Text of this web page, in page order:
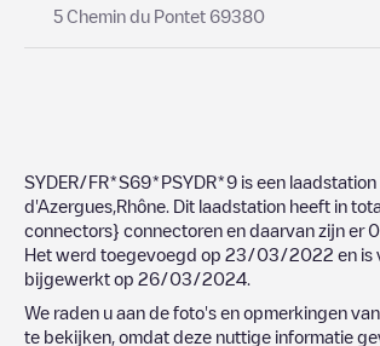
5 Chemin du Pontet 69380
SYDER/FR*S69*PSYDR*9 is een laadstation
d'Azergues Rhône . Dit laadstation heeft in
connectors} connectoren en daarvan zijn er 0
Het werd toegevoegd op 23/03/2022 en is
bijgewerkt op 26/03/2024
We raden u aan de foto's en opmerkingen
te bekijken, omdat deze nuttige informatie